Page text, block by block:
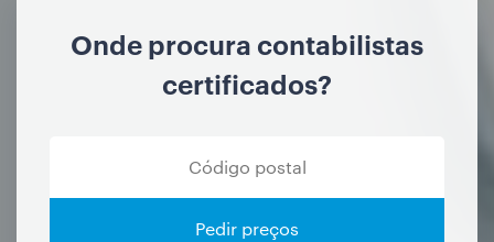
Onde procura contabilistas
certificados?
Pedir preços